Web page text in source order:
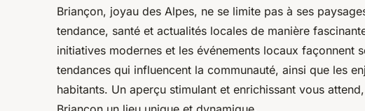
briançon : tendance,
locales
6 min de lecture
Briançon, joyau des Alpes, ne se limite pas à ses
tendance, santé et actualités locales de manière
initiatives modernes et les événements locaux façonnent
tendances qui influencent la communauté, ainsi que les
habitants. Un aperçu stimulant et enrichissant vous